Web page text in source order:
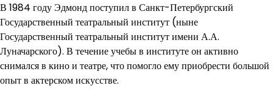
В 1984 году Эдмонд поступил в Санкт-Петербургский
Государственный театральный институт (ныне
Государственный театральный институт имени А.А.
Луначарского). В течение учебы в институте он активно
снимался в кино и театре, что помогло ему приобрести большой
опыт в актерском искусстве.